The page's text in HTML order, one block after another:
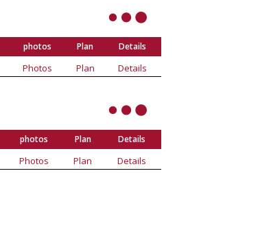
photos Plan Details
Photos Plan Details
photos Plan Details
Photos Plan Details